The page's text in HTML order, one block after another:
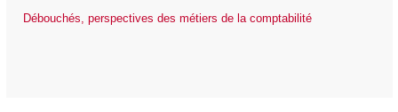
Débouchés, perspectives des métiers de la comptabilité